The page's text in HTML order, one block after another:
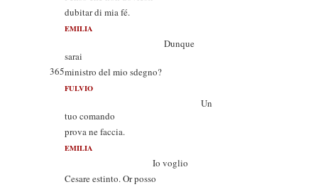
dubitar di mia fé.
EMILIA
Dunque
sarai
365ministro del mio sdegno?
FULVIO
Un
tuo comando
prova ne faccia.
EMILIA
Io voglio
Cesare estinto. Or posso